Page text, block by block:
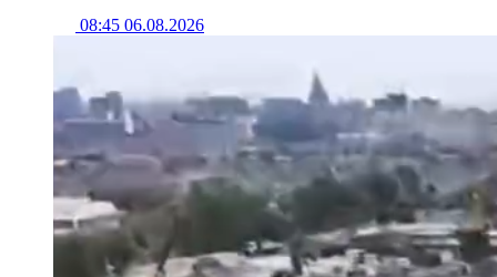
08:45 06.08.2026